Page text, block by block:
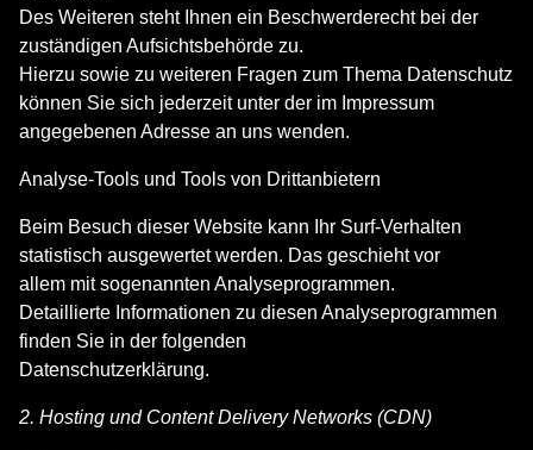
Des Weiteren steht Ihnen ein Beschwerderecht bei der
zuständigen Aufsichtsbehörde zu.
Hierzu sowie zu weiteren Fragen zum Thema Datenschutz
können Sie sich jederzeit unter der im Impressum
angegebenen Adresse an uns wenden.
Analyse-Tools und Tools von Drittanbietern
Beim Besuch dieser Website kann Ihr Surf-Verhalten
statistisch ausgewertet werden. Das geschieht vor
allem mit sogenannten Analyseprogrammen.
Detaillierte Informationen zu diesen Analyseprogrammen
finden Sie in der folgenden
Datenschutzerklärung.
2. Hosting und Content Delivery Networks (CDN)